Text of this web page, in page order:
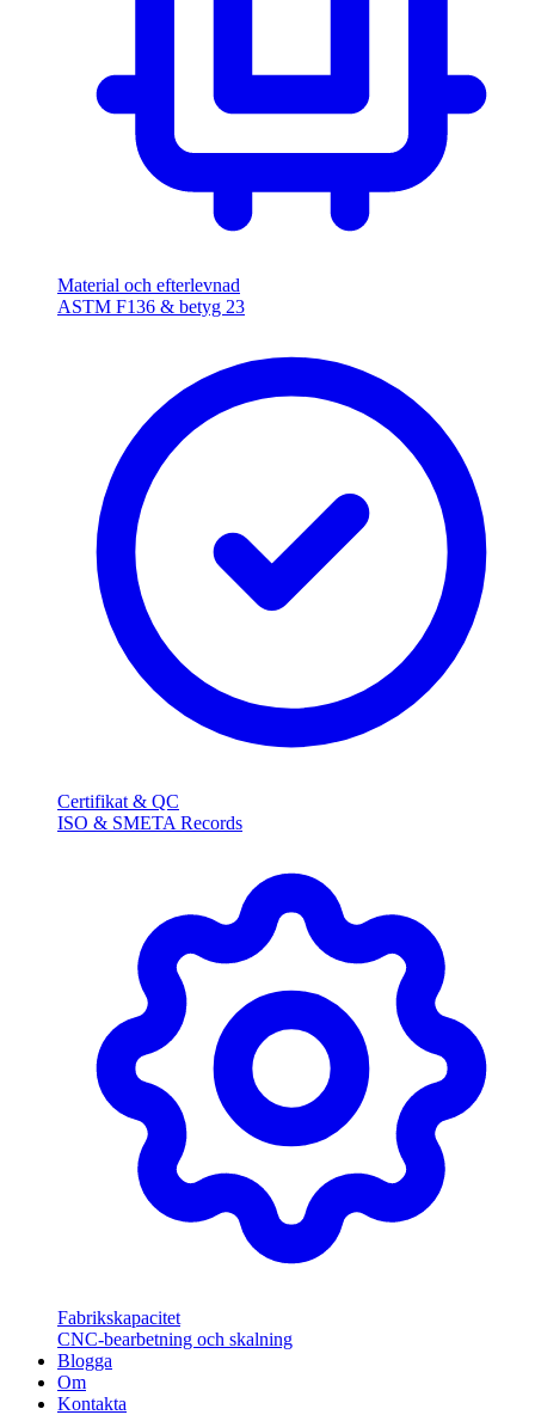
Material och efterlevnad
ASTM F136 & betyg 23
Certifikat & QC
ISO & SMETA Records
Fabrikskapacitet
CNC-bearbetning och skalning
Blogga
Om
Kontakta